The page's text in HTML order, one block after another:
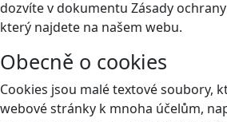
dozvíte v dokumentu Zásady
který najdete na našem webu.
Obecně o cookies
Cookies jsou malé textové soubory,
webové stránky k mnoha účelům,